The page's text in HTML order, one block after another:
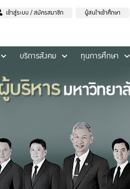
เข้าสู่ระบบ / สมัครสมาชิก ผู้สนใจเข้าศึกษา
บริการสังคม ทุนการศึกษา